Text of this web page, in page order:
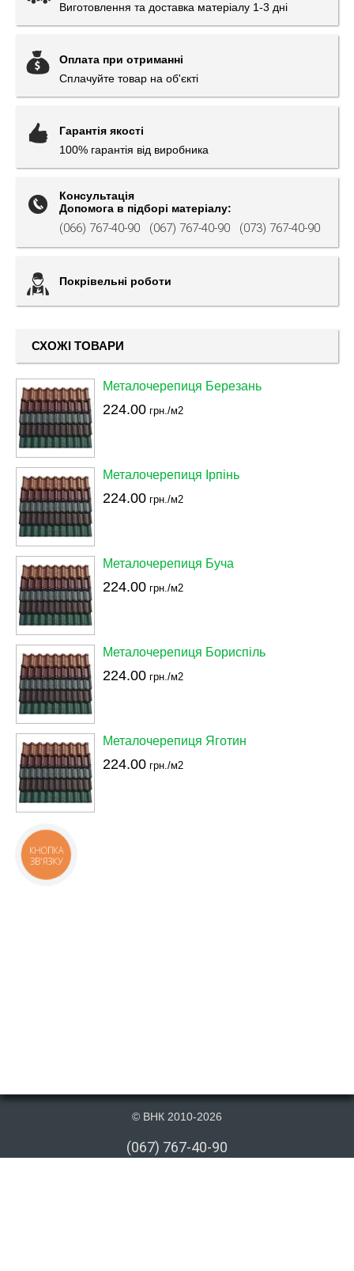
Виготовлення та доставка матеріалу 1-3 дні
Оплата при отриманні
Сплачуйте товар на об'єкті
Гарантія якості
100% гарантія від виробника
Консультація
Допомога в підборі матеріалу:
(066) 767-40-90 (067) 767-40-90 (073) 767-40-90
Покрівельні роботи
СХОЖІ ТОВАРИ
Металочерепиця Березань
224.00 грн./м2
Металочерепиця Ірпінь
224.00 грн./м2
Металочерепиця Буча
224.00 грн./м2
Металочерепиця Бориспіль
224.00 грн./м2
Металочерепиця Яготин
224.00 грн./м2
© ВНК 2010-2026
(067) 767-40-90
КНОПКА
ЗВ'ЯЗКУ